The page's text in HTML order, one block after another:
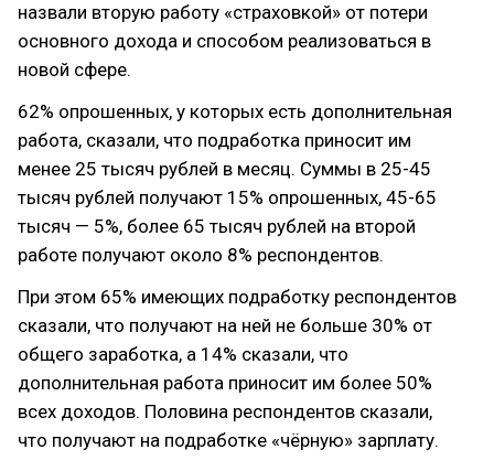
назвали вторую работу «страховкой» от потери
основного дохода и способом реализоваться в
новой сфере.
62% опрошенных, у которых есть дополнительная
работа, сказали, что подработка приносит им
менее 25 тысяч рублей в месяц. Суммы в 25-45
тысяч рублей получают 15% опрошенных, 45-65
тысяч — 5%, более 65 тысяч рублей на второй
работе получают около 8% респондентов.
При этом 65% имеющих подработку респондентов
сказали, что получают на ней не больше 30% от
общего заработка, а 14% сказали, что
дополнительная работа приносит им более 50%
всех доходов. Половина респондентов сказали,
что получают на подработке «чёрную» зарплату.